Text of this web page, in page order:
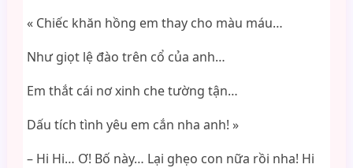
« Chiếc khăn hồng em thay cho màu máu…
Như giọt lệ đào trên cổ của anh…
Em thắt cái nơ xinh che tường tận…
Dấu tích tình yêu em cắn nha anh! »
– Hi Hi… Ơ! Bố này… Lại ghẹo con nữa rồi nha! Hi